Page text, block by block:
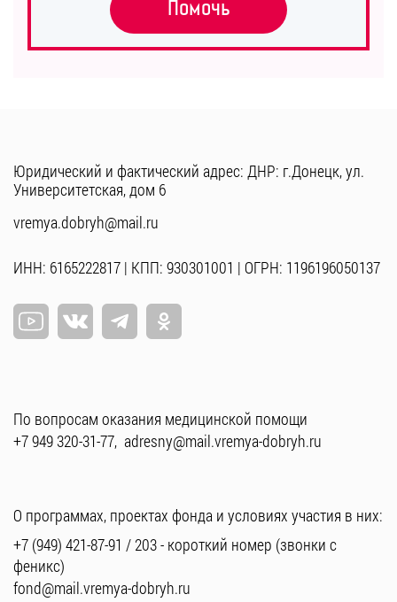
Помочь
Юридический и фактический адрес: ДНР: г.Донецк, ул.
Университетская, дом 6
vremya.dobryh@mail.ru
ИНН: 6165222817 | КПП: 930301001 | ОГРН: 1196196050137
По вопросам оказания медицинской помощи
+7 949 320-31-77, adresny@mail.vremya-dobryh.ru
О программах, проектах фонда и условиях участия в них:
+7 (949) 421-87-91 / 203- короткий номер (звонки с
феникс)
fond@mail.vremya-dobryh.ru